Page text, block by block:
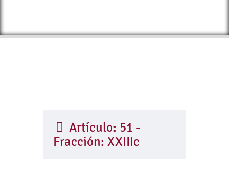
Artículo: 51 -
Fracción: XXIIIc